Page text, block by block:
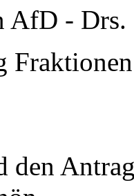
AfD - Drs.
den